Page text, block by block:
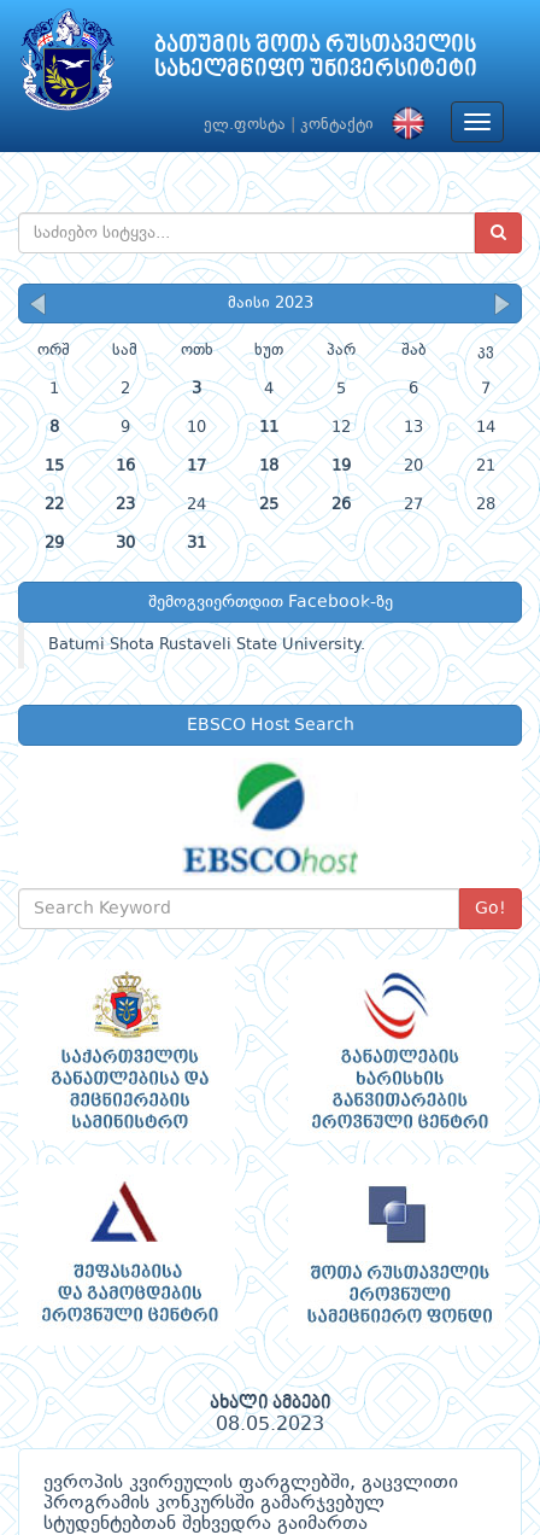
ბათუმის შოთა რუსთაველის
სახელმწიფო უნივერსიტეტი
ელ.ფოსტა კონტაქტი
Toggle
მაისი 2023
ორშ სამ ოთხ ხუთ პარ შაბ კვ
1 2 3 4 5 6 7
8 9 10 11 12 13 14
15 16 17 18 19 20 21
22 23 24 25 26 27 28
29 30 31
შემოგვიერთდით Facebook-ზე
Batumi Shota Rustaveli State University.
EBSCO Host Search
Go!
ახალი ამბები
08.05.2023
ევროპის კვირეულის ფარგლებში, გაცვლითი
პროგრამის კონკურსში გამარჯვებულ
სტუდენტებთან შეხვედრა გაიმართა